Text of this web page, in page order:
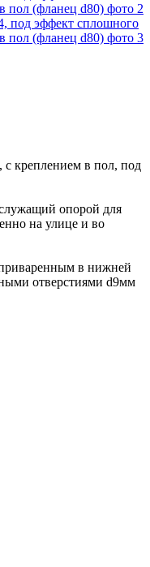
креплением в пол, под
опорой для
на улице и во
в нижней
отверстиями d9мм